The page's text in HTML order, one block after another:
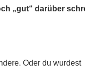
„gut“ darüber
Oder du wurdest